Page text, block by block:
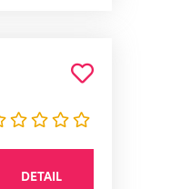
DETAIL